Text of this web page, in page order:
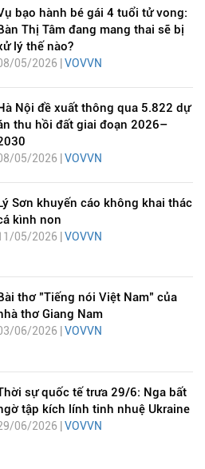
bạo hành bé gái 4 tuổi tử vong:
Thị Tâm đang mang thai sẽ bị
lý thế nào?
05/2026 | VOVVN
Nội đề xuất thông qua 5.822 dự
thu hồi đất giai đoạn 2026–
05/2026 | VOVVN
Sơn khuyến cáo không khai thác
kình non
05/2026 |VOVVN
thơ "Tiếng nói Việt Nam" của
thơ Giang Nam
06/2026 | VOVVN
sự quốc tế trưa 29/6: Nga bất
tập kích lính tinh nhuệ Ukraine
06/2026 | VOVVN